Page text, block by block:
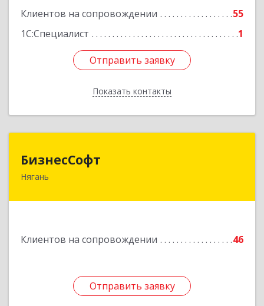
Клиентов на сопровождении
55
1С:Специалист
1
Отправить заявку
Показать контакты
Подробнее
Отправить заявку
Назад
БизнесСофт
Нягань
Клиентов на сопровождении 46
Отправить заявку
628181, Ханты-Мансийский Автономный округ
Отправить заявку